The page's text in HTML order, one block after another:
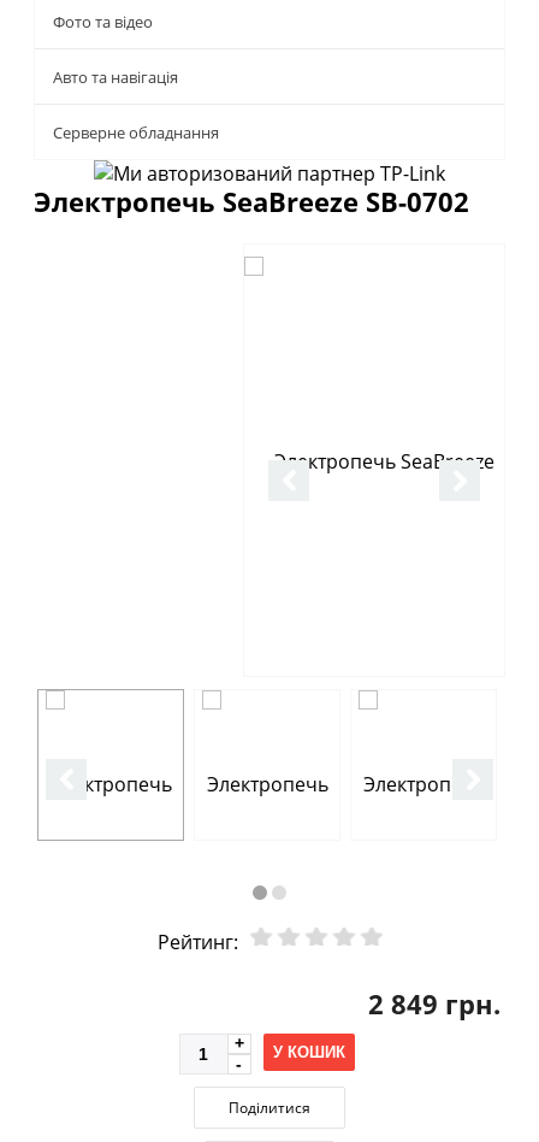
Фото та відео
Авто та навігація
Серверне обладнання
Электропечь SeaBreeze SB-0702
Рейтинг:
2 849 грн.
У КОШИК
Поділитися